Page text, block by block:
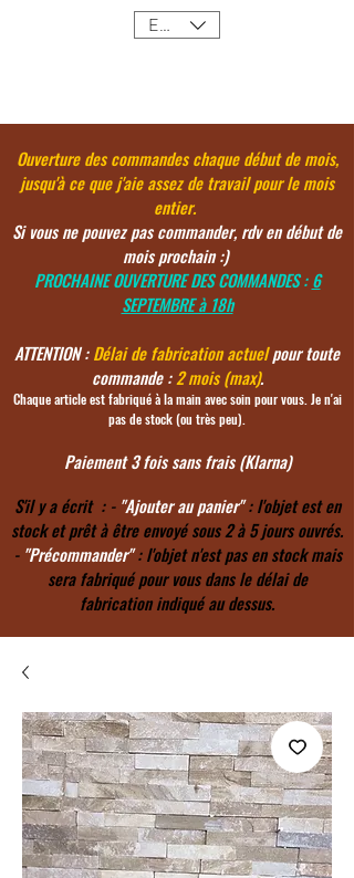
EUR (€)
Ouverture des commandes chaque début de mois,
jusqu'à ceque j'aie assez de travail pour le mois
entier.
Si vous ne pouvez pas commander, rdv en début de
mois prochain :)
PROCHAINE OUVERTURE DES COMMANDES :6
SEPTEMBRE à 18h
ATTENTION :Délai de fabrication actuelpour toute
commande :2 mois (max).
Chaque article est fabriqué à la main avec soin pour vous. Je n'ai
pas de stock (ou très peu).
Paiement 3 fois sans frais (Klarna)
S'il y a écrit : - "Ajouter au panier": l'objet est en
stock et prêt à être envoyé sous 2 à 5 jours ouvrés.
- "Précommander": l'objet n'est pas en stock mais
sera fabriqué pour vous dans le délai de
fabrication indiqué au dessus.